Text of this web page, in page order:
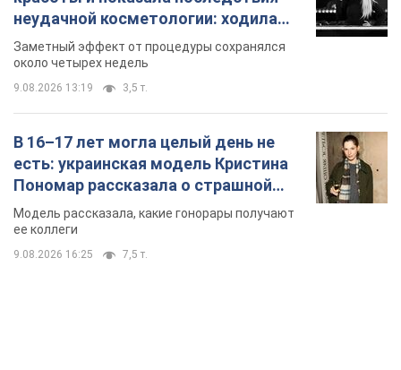
неудачной косметологии: ходила
так почти месяц
Заметный эффект от процедуры сохранялся
около четырех недель
9.08.2026 13:19 3,5 т.
В 16–17 лет могла целый день не
есть: украинская модель Кристина
Пономар рассказала о страшной
стороне модельной карьеры
Модель рассказала, какие гонорары получают
ее коллеги
9.08.2026 16:25 7,5 т.